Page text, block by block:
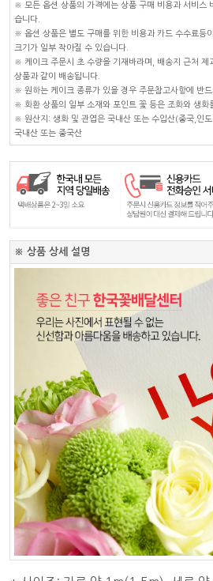
※ 모든 옵션 상품의 가격에는 상품 구매 비용과 서비스
습니다.
※ 옵션 상품은 별도 구매를 위한 비용과 카드 수수료등
크기가 일부 작아질 수 있습니다.
※ 케이크 주문시 초 수량을 기재바라며, 배송지 근처 제
상품과 같이 배송됩니다.
※ 원하는 케이크 종류가 있을 경우 주문참고사항에 반드
※ 화환 상품의 일부 소재와 포인트 꽃 등은 조화와 생화
※ 원산지: 생화 및 관엽은 국내산 또는 수입산(중국,인
국내산 또는 중국산
※ 상품 상세 설명